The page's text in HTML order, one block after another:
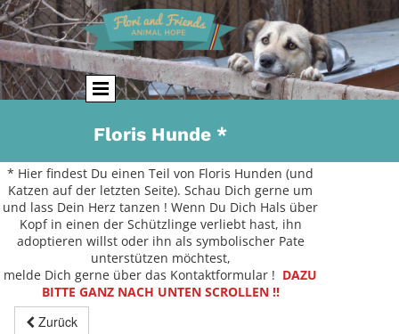
Floris Hunde *
* Hier findest Du einen Teil von Floris Hunden (und
Katzen auf der letzten Seite). Schau Dich gerne um
und lass Dein Herz tanzen ! Wenn Du Dich Hals über
Kopf in einen der Schützlinge verliebt hast, ihn
adoptieren willst oder ihn als symbolischer Pate
unterstützen möchtest,
melde Dich gerne über das Kontaktformular ! DAZU
BITTE GANZ NACH UNTEN SCROLLEN !!
Zurück